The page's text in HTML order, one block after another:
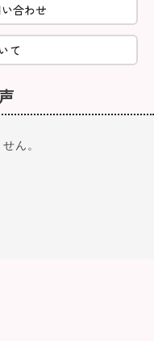
合わせ
て
ん。